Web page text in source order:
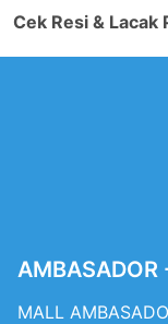
Cek Resi & Lacak
MALL